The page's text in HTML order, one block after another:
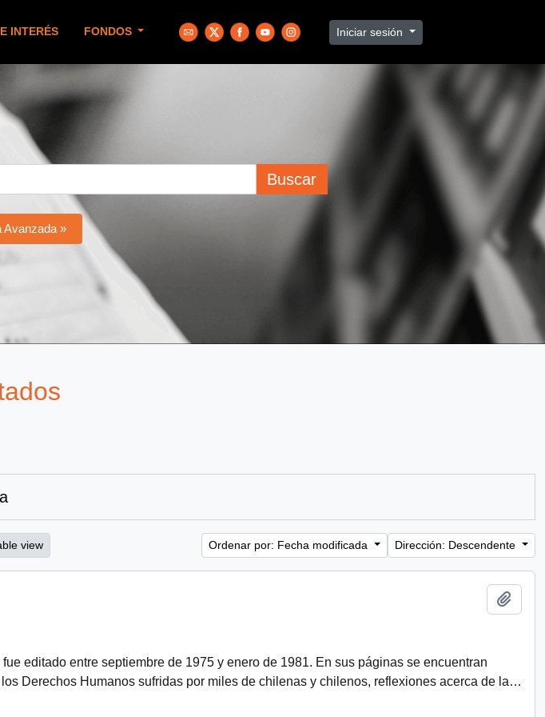
INTERÉS FONDOS Iniciar sesión
Buscar
Avanzada »
view Ordenar por: Fecha modificada Dirección: Descendente
editado entre septiembre de 1975 y enero de 1981. En sus páginas se encuentran
Derechos Humanos sufridas por miles de chilenas y chilenos, reflexiones acerca de la…